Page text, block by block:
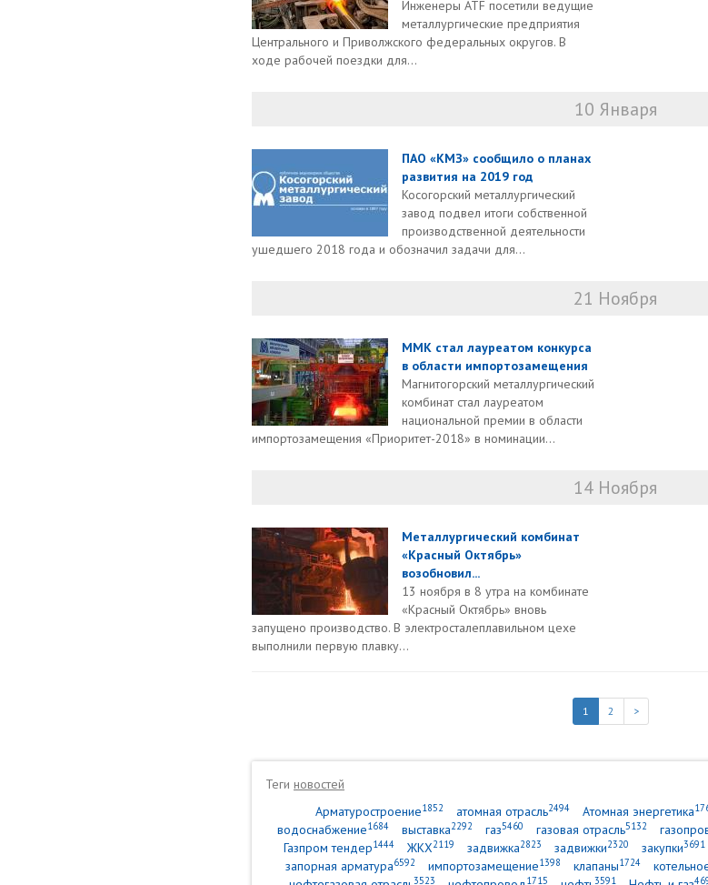
Инженеры ATF посетили ведущие
металлургические предприятия
Центрального и Приволжского федеральных округов. В
ходе рабочей поездки для...
10 Января
ПАО «КМЗ» сообщило о планах
развития на 2019 год
Косогорский металлургический
завод подвел итоги собственной
производственной деятельности
ушедшего 2018 года и обозначил задачи для...
21 Ноября
ММК стал лауреатом конкурса
в области импортозамещения
Магнитогорский металлургический
комбинат стал лауреатом
национальной премии в области
импортозамещения «Приоритет-2018» в номинации...
14 Ноября
Металлургический комбинат
«Красный Октябрь»
возобновил...
13 ноября в 8 утра на комбинате
«Красный Октябрь» вновь
запущено производство. В электросталеплавильном цехе
выполнили первую плавку...
1 2 >
Теги новостей
Арматуростроение1852 атомная отрасль2494 Атомная энергетика
водоснабжение1684 выставка2292 газ5460 газовая отрасль5132
Газпром тендер1444 ЖКХ2119 задвижка2823 задвижки2320 закупки3691
запорная арматура6592 импортозамещение1398 клапаны1724
3523 1715 3591